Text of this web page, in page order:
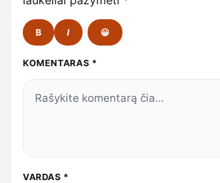
B I 😀
KOMENTARAS *
VARDAS *